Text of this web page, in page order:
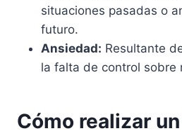
situaciones pasadas o
futuro.
Ansiedad: Resultante
la falta de control sobre
Cómo realizar